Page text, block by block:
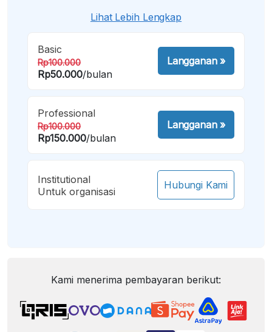
Lihat Lebih Lengkap
Basic
Rp100.000
Rp50.000/bulan
Langganan»
Professional
Rp100.000
Rp150.000/bulan
Langganan»
Institutional
Untuk organisasi
Hubungi Kami
Kami menerima pembayaran berikut: